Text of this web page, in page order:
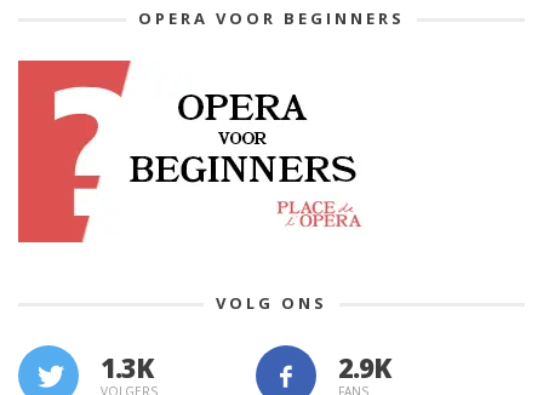
OPERA VOOR BEGINNERS
VOLG ONS
1.3K